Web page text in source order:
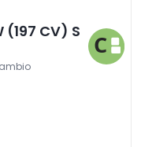
(197 CV) S